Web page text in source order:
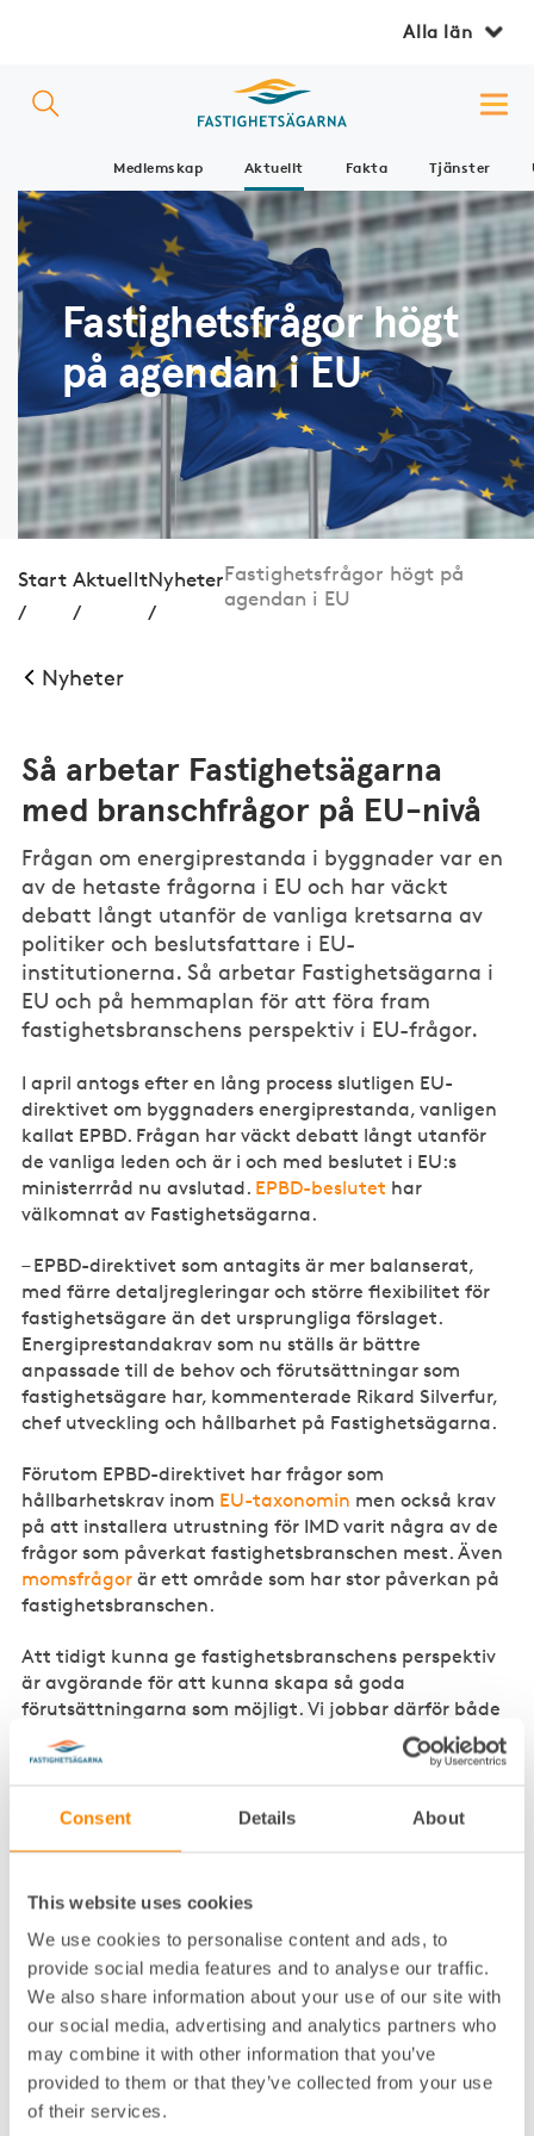
Consent Details About
This website uses cookies
We use cookies to personalise content and ads, to
provide social media features and to analyse our traffic.
We also share information about your use of our site with
our social media, advertising and analytics partners who
may combine it with other information that you’ve
provided to them or that they’ve collected from your use
of their services.
Alla län
Medlemskap Aktuellt Fakta Tjänster
Fastighetsfrågor högt
på agendan i EU
Start
/
Aktuellt
/
Nyheter
/
Fastighetsfrågor högt på
agendan i EU
Nyheter
Så arbetar Fastighetsägarna
med branschfrågor på EU-nivå
Frågan om energiprestanda i byggnader var en
av de hetaste frågorna i EU och har väckt
debatt långt utanför de vanliga kretsarna av
politiker och beslutsfattare i EU-
institutionerna. Så arbetar Fastighetsägarna i
EU och på hemmaplan för att föra fram
fastighetsbranschens perspektiv i EU-frågor.
I april antogs efter en lång process slutligen EU-
direktivet om byggnaders energiprestanda, vanligen
kallat EPBD. Frågan har väckt debatt långt utanför
de vanliga leden och är i och med beslutet i EU:s
ministerrråd nu avslutad. EPBD-beslutet har
välkomnat av Fastighetsägarna.
– EPBD-direktivet som antagits är mer balanserat,
med färre detaljregleringar och större flexibilitet för
fastighetsägare än det ursprungliga förslaget.
Energiprestandakrav som nu ställs är bättre
anpassade till de behov och förutsättningar som
fastighetsägare har, kommenterade Rikard Silverfur,
chef utveckling och hållbarhet på Fastighetsägarna.
Förutom EPBD-direktivet har frågor som
hållbarhetskrav inom EU-taxonomin men också krav
på att installera utrustning för IMD varit några av de
frågor som påverkat fastighetsbranschen mest. Även
momsfrågor är ett område som har stor påverkan på
fastighetsbranschen.
Att tidigt kunna ge fastighetsbranschens perspektiv
är avgörande för att kunna skapa så goda
förutsättningarna som möjligt. Vi jobbar därför både
på EU-nivå och med svenska politiker och
beslutsfattare, säger Anders Holmestig, vd
miljoner hyresvärdar från alla EU-länder, för att
stärka Fastighetsägarnas påverkansarbete på EU-
nivå.
– Ett särskilt fokus för oss har varit att stärka
fastighetsbranschens röst inom skatte- och
momsfrågor, samt energi- och klimatpolitiken. Där
ger UIPI oss möjlighet att ha direktkontakt med EU-
kommissionens tjänstemän redan i uppstarten av en
lagstiftningsprocess, säger Anders Holmestig.